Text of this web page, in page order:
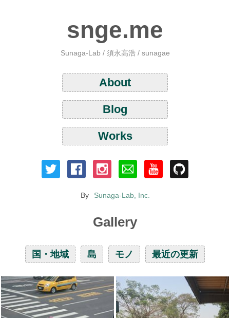
snge.me
Sunaga-Lab / 須永高浩 / sunagae
About
Blog
Works
By Sunaga-Lab, Inc.
Gallery
国・地域 島 モノ 最近の更新